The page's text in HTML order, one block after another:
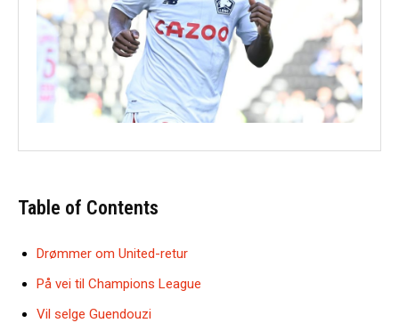
Table of Contents
Drømmer om United-retur
På vei til Champions League
Vil selge Guendouzi